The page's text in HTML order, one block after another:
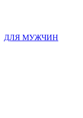
ДЛЯ МУЖЧИН